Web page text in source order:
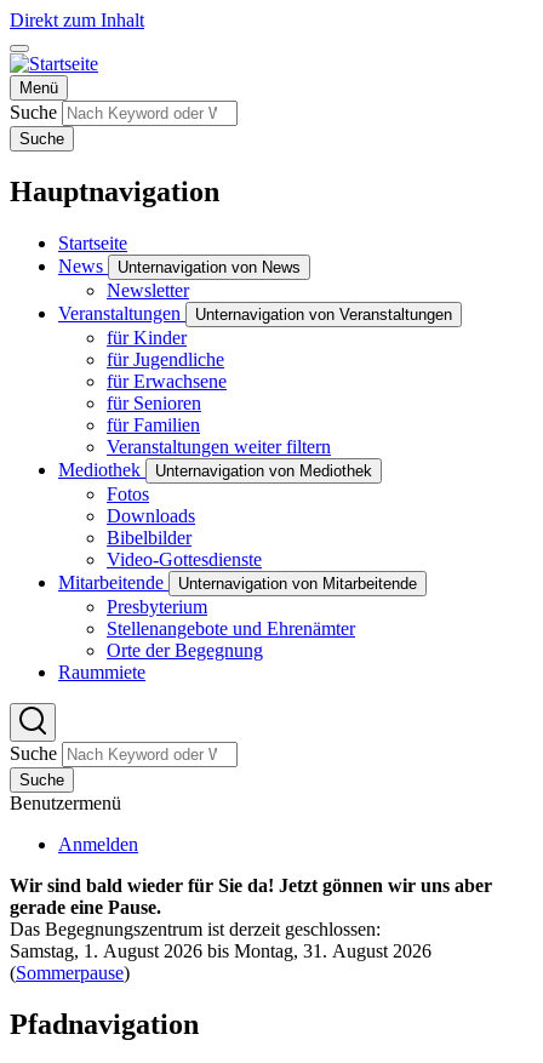
Direkt zum Inhalt
Menü
Suche
Suche
Hauptnavigation
Startseite
News
Unternavigation von News
Newsletter
Veranstaltungen
Unternavigation von Veranstaltungen
für Kinder
für Jugendliche
für Erwachsene
für Senioren
für Familien
Veranstaltungen weiter filtern
Mediothek
Unternavigation von Mediothek
Fotos
Downloads
Bibelbilder
Video-Gottesdienste
Mitarbeitende
Unternavigation von Mitarbeitende
Presbyterium
Stellenangebote und Ehrenämter
Orte der Begegnung
Raummiete
Suche
Suche
Benutzermenü
Anmelden
Wir sind bald wieder für Sie da! Jetzt gönnen wir uns aber
gerade eine Pause.
Das Begegnungszentrum ist derzeit geschlossen:
Samstag, 1. August 2026 bis Montag, 31. August 2026
(Sommerpause)
Pfadnavigation